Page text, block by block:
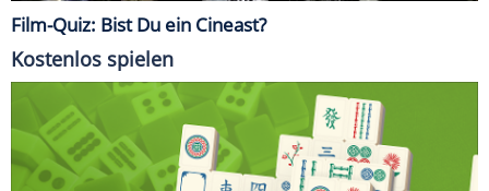
Film-Quiz: Bist Du ein Cineast?
Kostenlos spielen